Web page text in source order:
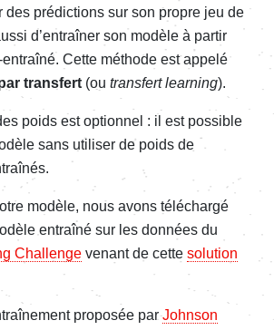
des prédictions sur son propre jeu de
d’entraîner son modèle à partir
Cette méthode est appelé
transfert (ou transfert learning).
poids est optionnel : il est possible
sans utiliser de poids de
modèle, nous avons téléchargé
entraîné sur les données du
Challenge venant de cette solution
proposée parJohnson